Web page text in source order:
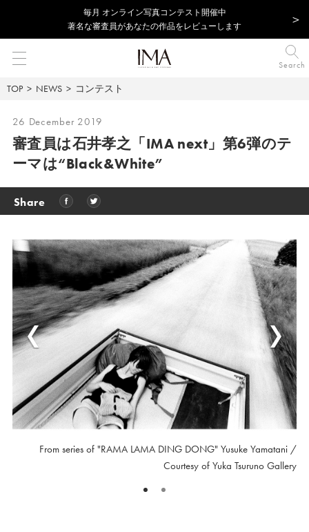
毎⽉ オンライン写真コンテスト開催中
著名な審査員があなたの作品をレビューします
Search
TOP NEWS コンテスト
26 December 2019
審査員は石井孝之 「IMA next」第6弾のテ
ーマは“Black&White”
Share
From series of "RAMA LAMA DING DONG" Yusuke Yamatani /
Courtesy of Yuka Tsuruno Gallery